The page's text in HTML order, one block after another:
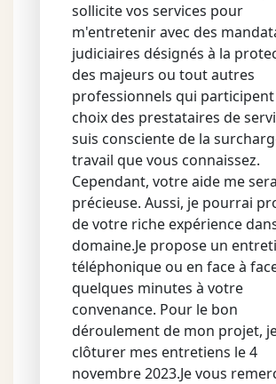
sollicite vos services pour
m'entretenir avec des
judiciaires désignés à la
des majeurs ou tout autres
professionnels qui
choix des prestataires de
suis consciente de la
travail que vous connaissez.
Cependant, votre aide me
précieuse. Aussi, je pourrai
de votre riche expérience
domaine.Je propose un
téléphonique ou en face à
quelques minutes à votre
convenance. Pour le bon
déroulement de mon projet,
clôturer mes entretiens le 4
novembre 2023.Je vous